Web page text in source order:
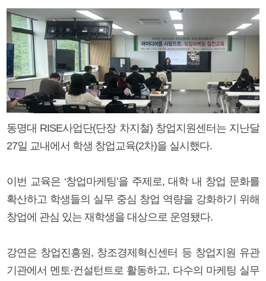
동명대 RISE사업단(단장 차지철) 창업지원센터는 지난달
27일 교내에서 학생 창업교육(2차)을 실시했다.
이번 교육은 ‘창업마케팅’을 주제로, 대학 내 창업 문화를
확산하고 학생들의 실무 중심 창업 역량을 강화하기 위해
창업에 관심 있는 재학생을 대상으로 운영됐다.
강연은 창업진흥원, 창조경제혁신센터 등 창업지원 유관
기관에서 멘토·컨설턴트로 활동하고, 다수의 마케팅 실무